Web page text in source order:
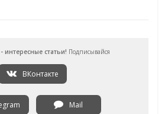
статьи! Подписывайся
ВКонтакте
Mail